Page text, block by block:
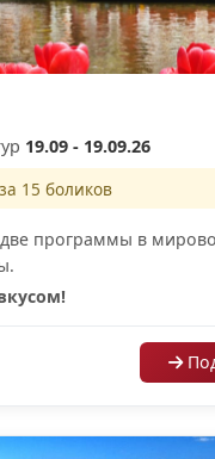
19.09 - 19.09.26
15 боликов
программы в